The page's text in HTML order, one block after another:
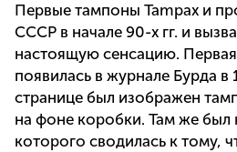
Первые тампоны Tampax и
СССР в начале 90-х гг. и
настоящую сенсацию.
появилась в журнале Бурда в
странице был изображен
на фоне коробки. Там же был
которого сводилась к тому,